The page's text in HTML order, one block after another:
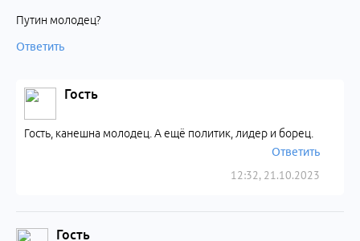
Путин молодец?
Ответить
Гость
12:32, 21.10.2023
Гость, канешна молодец. А ещё политик, лидер и борец.
Ответить
Гость